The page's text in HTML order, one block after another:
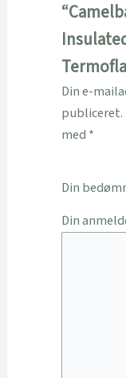
Din e-
publiceret.
med *
Din
Din